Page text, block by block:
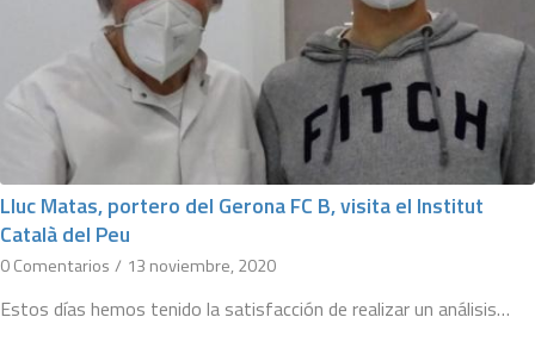
Lluc Matas, portero del Gerona FC B, visita el Institut
Català del Peu
0 Comentarios / 13 noviembre, 2020
Estos días hemos tenido la satisfacción de realizar un análisis…